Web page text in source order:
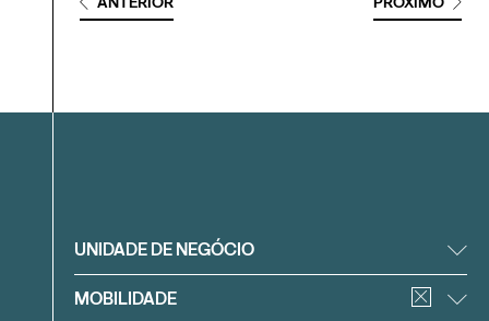
Filtrar
UNIDADE DE NEGÓCIO
MOBILIDADE